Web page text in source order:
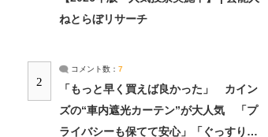
ねとらぼリサーチ
2
コメント数： 7
「もっと早く買えば良かった」 カイン
ズの“車内遮光カーテン”が大人気 「プ
ライバシーも保てて安心」「ぐっすり眠